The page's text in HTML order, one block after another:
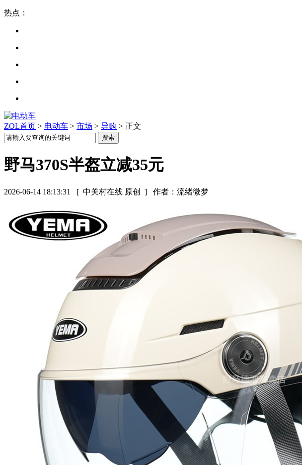
热点：
ZOL首页 > 电动车 > 市场 > 导购 > 正文
野马370S半盔立减35元
2026-06-14 18:13:31 [ 中关村在线 原创 ] 作者：流绪微梦